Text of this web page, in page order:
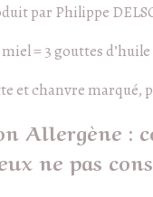
par Philippe
= 3 gouttes
et chanvre marqué,
Allergène :
ne pas